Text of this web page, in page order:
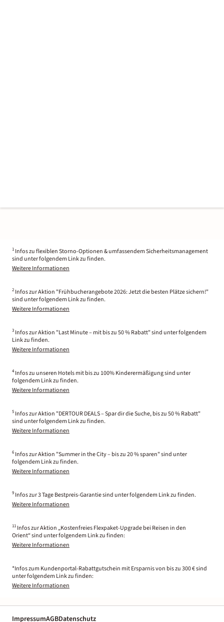
1 Infos zu flexiblen Storno-Optionen & umfassendem Sicherheitsmanagement
sind unter folgendem Link zu finden.
Weitere Informationen
2 Infos zur Aktion "Frühbucherangebote 2026: Jetzt die besten Plätze sichern!"
sind unter folgendem Link zu finden.
Weitere Informationen
3 Infos zur Aktion "Last Minute – mit bis zu 50 % Rabatt" sind unter folgendem
Link zu finden.
Weitere Informationen
4 Infos zu unseren Hotels mit bis zu 100% Kinderermäßigung sind unter
folgendem Link zu finden.
Weitere Informationen
5 Infos zur Aktion "DERTOUR DEALS – Spar dir die Suche, bis zu 50 % Rabatt"
sind unter folgendem Link zu finden.
Weitere Informationen
6 Infos zur Aktion "Summer in the City – bis zu 20 % sparen" sind unter
folgendem Link zu finden.
Weitere Informationen
9 Infos zur 3 Tage Bestpreis-Garantie sind unter folgendem Link zu finden.
Weitere Informationen
11 Infos zur Aktion „Kostenfreies Flexpaket-Upgrade bei Reisen in den
Orient“ sind unter folgendem Link zu finden:
Weitere Informationen
*Infos zum Kundenportal-Rabattgutschein mit Ersparnis von bis zu 300 € sind
unter folgendem Link zu finden:
Weitere Informationen
ImpressumAGBDatenschutz